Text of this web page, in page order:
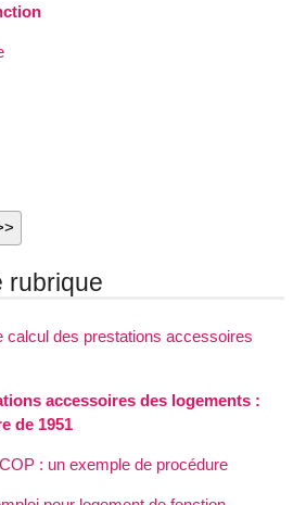
rubrique
calcul des prestations accessoires
accessoires des logements :
de 1951
: un exemple de procédure